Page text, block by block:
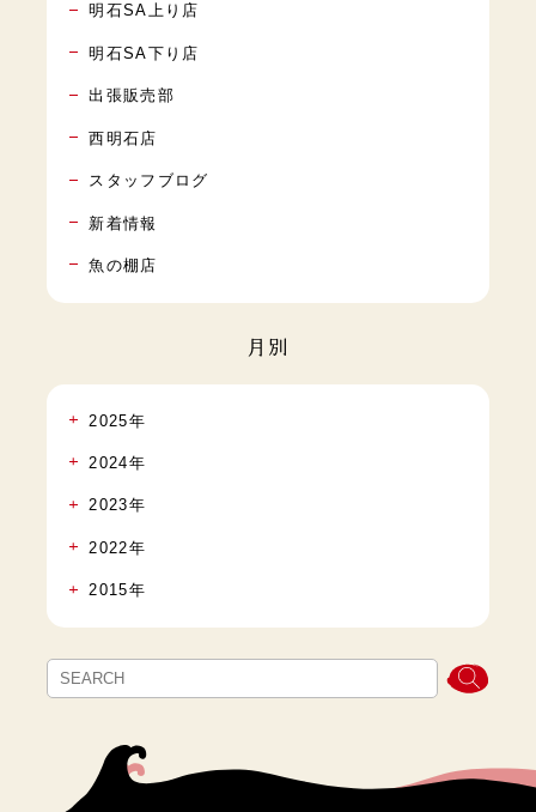
明石SA上り店
明石SA下り店
出張販売部
西明石店
スタッフブログ
新着情報
魚の棚店
月別
2025年
2024年
2023年
2022年
2015年